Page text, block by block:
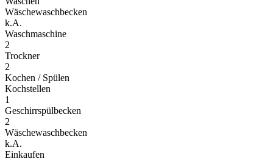
Wäschewaschbecken
k.A.
Waschmaschine
2
Trockner
2
Kochen / Spülen
Kochstellen
1
Geschirrspülbecken
2
Wäschewaschbecken
k.A.
Einkaufen